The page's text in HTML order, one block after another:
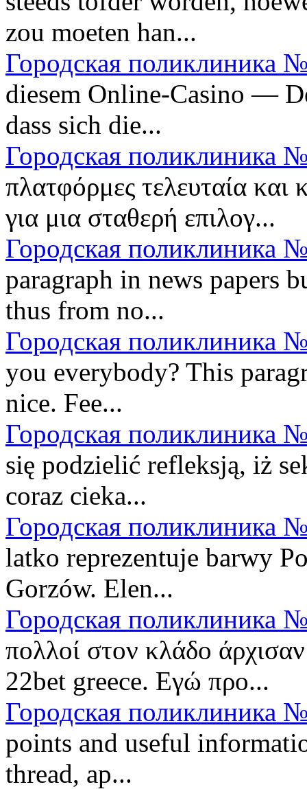
zou moeten han...
Городская поликлиника
diesem Online-Casino —
dass sich die...
Городская поликлиника
πλατφόρμες τελευταία και
για μια σταθερή επιλογ...
Городская поликлиника
paragraph in news papers
thus from no...
Городская поликлиника
you everybody? This
nice. Fee...
Городская поликлиника
się podzielić refleksją, iż
coraz cieka...
Городская поликлиника
latko reprezentuje barwy
Gorzów. Elen...
Городская поликлиника
πολλοί στον κλάδο
22bet greece. Εγώ προ...
Городская поликлиника
points and useful
thread, ap...